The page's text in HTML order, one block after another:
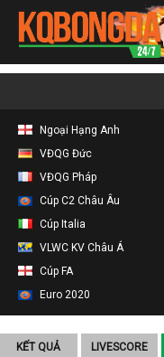
Ngoại Hạng Anh
VĐQG Đức
VĐQG Pháp
Cúp C2 Châu Âu
Cúp Italia
VLWC KV Châu Á
Cúp FA
Euro 2020
KẾT QUẢ LIVESCORE